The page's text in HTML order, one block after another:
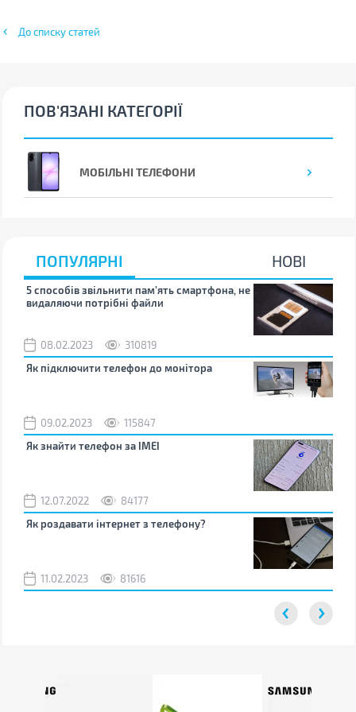
До списку статей
ПОВ'ЯЗАНІ КАТЕГОРІЇ
МОБІЛЬНІ ТЕЛЕФОНИ
ПОПУЛЯРНІ НОВІ
5 способів звільнити пам’ять смартфона, не
видаляючи потрібні файли
08.02.2023
310819
Як підключити телефон до монітора
09.02.2023
115847
Як знайти телефон за IMEI
12.07.2022
84177
Як роздавати інтернет з телефону?
11.02.2023 81616